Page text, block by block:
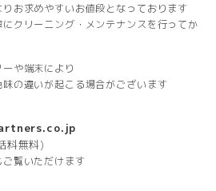
お求めやすいお値段となっております
クリーニング・メンテナンスを行ってか
や端末により
の違いが起こる場合がございます
無料)
覧いただけます